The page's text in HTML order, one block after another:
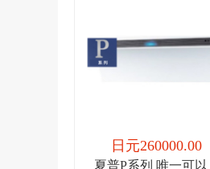
日元260000.00
夏普P系列 唯一可以